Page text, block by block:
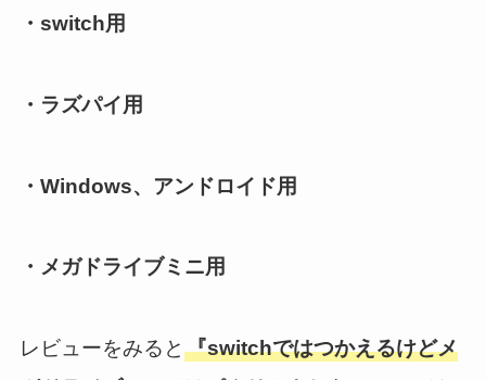
・switch用
・ラズパイ用
・Windows、アンドロイド用
・メガドライブミニ用
レビューをみると 『switchではつかえるけどメ